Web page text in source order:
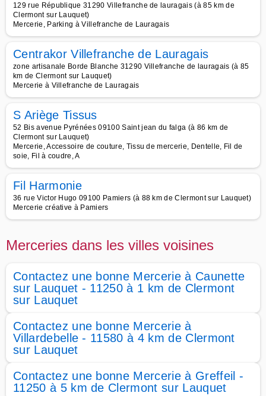
129 rue République 31290 Villefranche de lauragais (à 85 km de
Clermont sur Lauquet)
Mercerie, Parking à Villefranche de Lauragais
Centrakor Villefranche de Lauragais
zone artisanale Borde Blanche 31290 Villefranche de lauragais (à 85
km de Clermont sur Lauquet)
Mercerie à Villefranche de Lauragais
S Ariège Tissus
52 Bis avenue Pyrénées 09100 Saint jean du falga (à 86 km de
Clermont sur Lauquet)
Mercerie, Accessoire de couture, Tissu de mercerie, Dentelle, Fil de
soie, Fil à coudre, A
Fil Harmonie
36 rue Victor Hugo 09100 Pamiers (à 88 km de Clermont sur Lauquet)
Mercerie créative à Pamiers
Merceries dans les villes voisines
Contactez une bonne Mercerie à Caunette
sur Lauquet - 11250 à 1 km de Clermont
sur Lauquet
Contactez une bonne Mercerie à
Villardebelle - 11580 à 4 km de Clermont
sur Lauquet
Contactez une bonne Mercerie à Greffeil -
11250 à 5 km de Clermont sur Lauquet